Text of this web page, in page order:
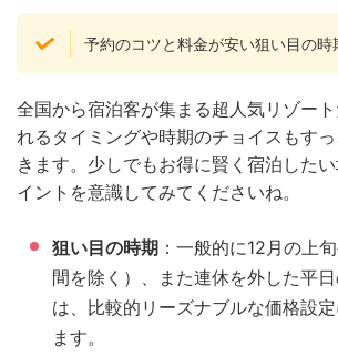
予約のコツと料金が安い狙い目の時
全国から宿泊客が集まる超人気リゾー
れるタイミングや時期のチョイスもす
きます。少しでもお得に賢く宿泊した
イントを意識してみてくださいね。
狙い目の時期 ：一般的に12月の上
間を除く）、また連休を外した平
は、比較的リーズナブルな価格設
ます。